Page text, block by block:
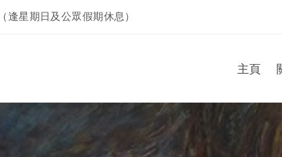
星期日及公眾假期休息）
主頁